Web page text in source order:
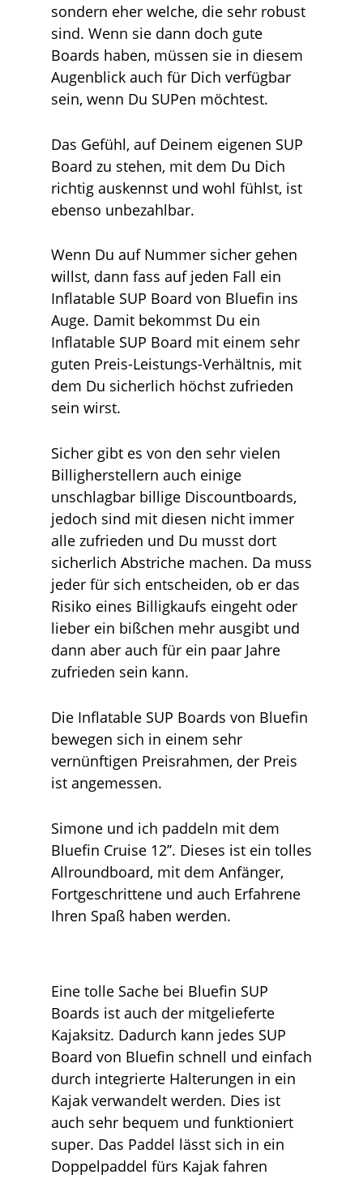
sondern eher welche, die sehr robust
sind. Wenn sie dann doch gute
Boards haben, müssen sie in diesem
Augenblick auch für Dich verfügbar
sein, wenn Du SUPen möchtest.
Das Gefühl, auf Deinem eigenen SUP
Board zu stehen, mit dem Du Dich
richtig auskennst und wohl fühlst, ist
ebenso unbezahlbar.
Wenn Du auf Nummer sicher gehen
willst, dann fass auf jeden Fall ein
Inflatable SUP Board von Bluefin ins
Auge. Damit bekommst Du ein
Inflatable SUP Board mit einem sehr
guten Preis-Leistungs-Verhältnis, mit
dem Du sicherlich höchst zufrieden
sein wirst.
Sicher gibt es von den sehr vielen
Billigherstellern auch einige
unschlagbar billige Discountboards,
jedoch sind mit diesen nicht immer
alle zufrieden und Du musst dort
sicherlich Abstriche machen. Da muss
jeder für sich entscheiden, ob er das
Risiko eines Billigkaufs eingeht oder
lieber ein bißchen mehr ausgibt und
dann aber auch für ein paar Jahre
zufrieden sein kann.
Die Inflatable SUP Boards von Bluefin
bewegen sich in einem sehr
vernünftigen Preisrahmen, der Preis
ist angemessen.
Simone und ich paddeln mit dem
Bluefin Cruise 12’’. Dieses ist ein tolles
Allroundboard, mit dem Anfänger,
Fortgeschrittene und auch Erfahrene
Ihren Spaß haben werden.
Eine tolle Sache bei Bluefin SUP
Boards ist auch der mitgelieferte
Kajaksitz. Dadurch kann jedes SUP
Board von Bluefin schnell und einfach
durch integrierte Halterungen in ein
Kajak verwandelt werden. Dies ist
auch sehr bequem und funktioniert
super. Das Paddel lässt sich in ein
Doppelpaddel fürs Kajak fahren